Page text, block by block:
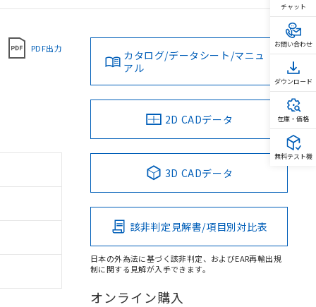
PDF出力
カタログ/データシート/マニュ
アル
2D CADデータ
3D CADデータ
該非判定見解書/項目別対比表
日本の外為法に基づく該非判定、およびEAR再輸出規
制に関する見解が入手できます。
オンライン購入
チャット
お問い合わせ
ダウンロード
在庫・価格
無料テスト機